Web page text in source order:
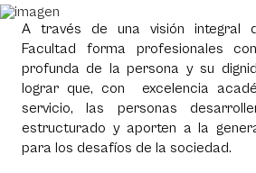
A través de una visión integral
Facultad forma profesionales
profunda de la persona y su
lograr que, con excelencia
servicio, las personas
estructurado y aporten a la
para los desafíos de la sociedad.